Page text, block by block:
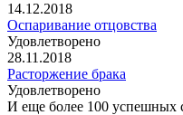
14.12.2018
Оспаривание отцовства
Удовлетворено
28.11.2018
Расторжение брака
Удовлетворено
И еще более 100 успешных